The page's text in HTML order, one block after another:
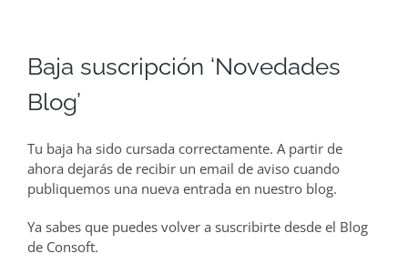
Baja suscripción ‘Novedades
Blog’
Tu baja ha sido cursada correctamente. A partir de
ahora dejarás de recibir un email de aviso cuando
publiquemos una nueva entrada en nuestro blog.
Ya sabes que puedes volver a suscribirte desde el Blog
de Consoft.